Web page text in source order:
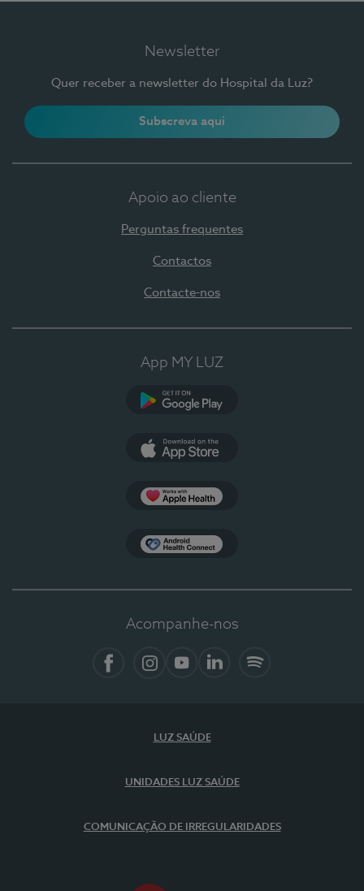
Newsletter
Quer receber a newsletter do Hospital da Luz?
Subscreva aqui
Apoio ao cliente
Perguntas frequentes
Contactos
Contacte-nos
App MY LUZ
Acompanhe-nos
LUZ SAÚDE
UNIDADES LUZ SAÚDE
COMUNICAÇÃO DE IRREGULARIDADES